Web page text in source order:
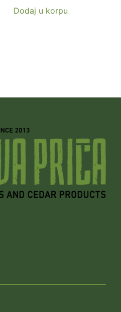
Dodaj u korpu